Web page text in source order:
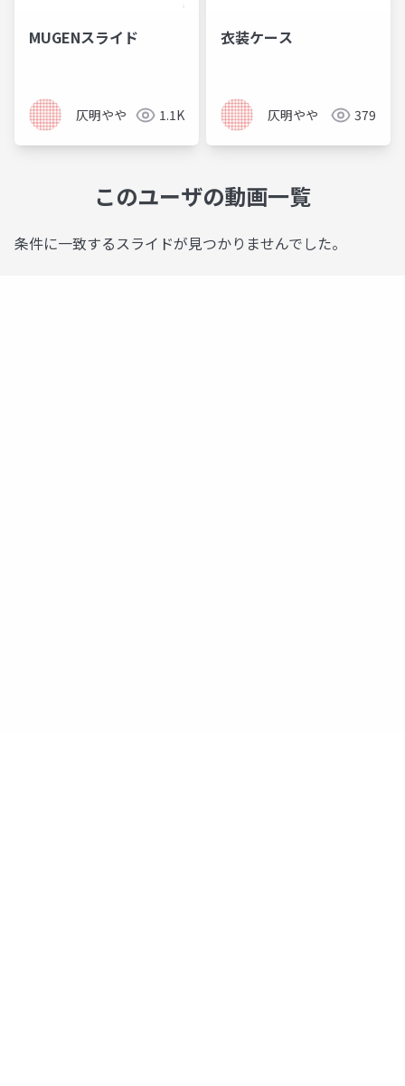
MUGENスライド
仄明やや 1.1K
衣装ケース
仄明やや 379
このユーザの動画一覧
条件に一致するスライドが見つかりませんでした。